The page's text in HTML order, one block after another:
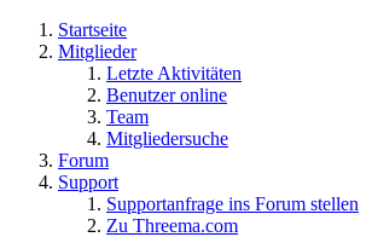
Startseite
Mitglieder
Letzte Aktivitäten
Benutzer online
Team
Mitgliedersuche
Forum
Support
Supportanfrage ins Forum stellen
Zu Threema.com